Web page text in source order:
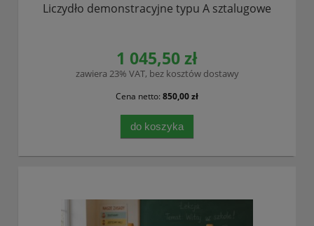
Liczydło demonstracyjne typu A sztalugowe
1 045,50 zł
zawiera 23% VAT, bez kosztów dostawy
Cena netto: 850,00 zł
do koszyka